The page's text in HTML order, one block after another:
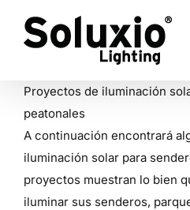
Proyectos de iluminación
peatonales
A continuación encontrará
iluminación solar para
proyectos muestran lo bien
iluminar sus senderos,